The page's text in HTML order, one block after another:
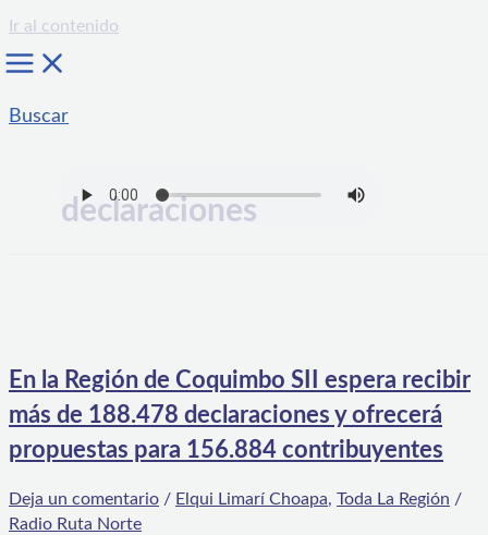
Ir al contenido
Buscar
declaraciones
En la Región de Coquimbo SII espera recibir
más de 188.478 declaraciones y ofrecerá
propuestas para 156.884 contribuyentes
Deja un comentario / Elqui Limarí Choapa, Toda La Región /
Radio Ruta Norte